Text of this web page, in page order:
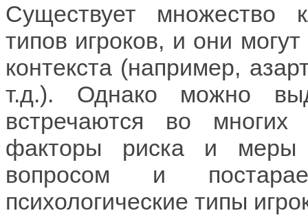
Существует множество
типов игроков, и они
контекста (например,
т.д.). Однако можно
встречаются во
факторы риска и меры
вопросом и
психологические типы